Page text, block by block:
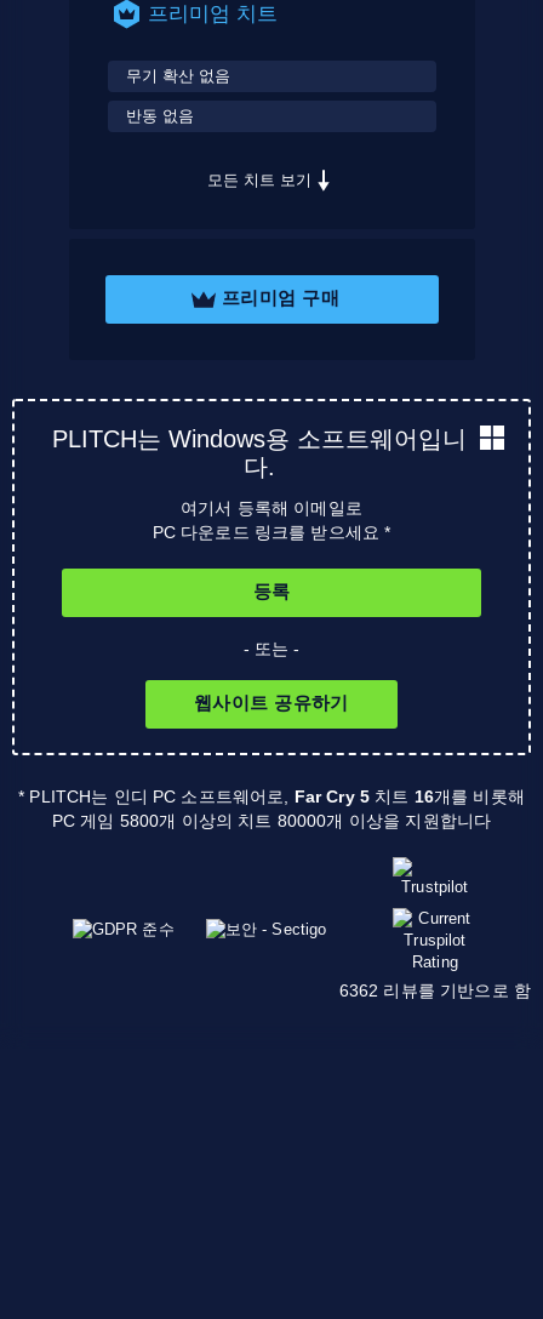
프리미엄 치트
무기 확산 없음
반동 없음
모든 치트 보기
프리미엄 구매
PLITCH는 Windows용 소프트웨어입니
다.
여기서 등록해 이메일로
PC 다운로드 링크를 받으세요 *
등록
- 또는 -
웹사이트 공유하기
* PLITCH는 인디 PC 소프트웨어로, Far Cry 5 치트 16개를 비롯해
PC 게임 5800개 이상의 치트 80000개 이상을 지원합니다
6362 리뷰를 기반으로 함